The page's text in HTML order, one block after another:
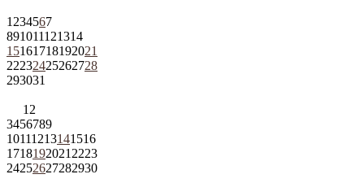
1 234567
891011121314
15161718192021
22232425262728
293031
1 2
3456789
10111213141516
1718192021 2223
24252627282930